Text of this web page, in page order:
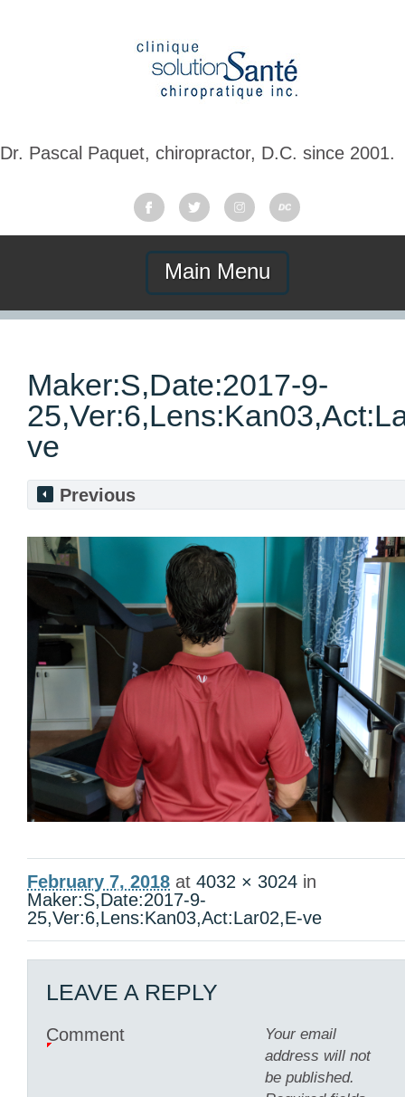
Dr. Pascal Paquet, chiropractor, D.C. since 2001.
Main Menu
Maker:S,Date:2017-9-
ve
Previous
February 7, 2018 at 4032 × 3024 in
Maker:S,Date:2017-9-
25,Ver:6,Lens:Kan03,Act:Lar02,E-ve
LEAVE A REPLY
Your email
address will not
be published.
Comment